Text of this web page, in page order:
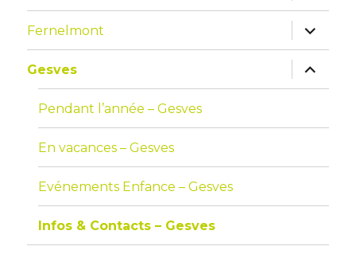
Fernelmont
Gesves
Pendant l’année – Gesves
En vacances – Gesves
Evénements Enfance – Gesves
Infos & Contacts – Gesves